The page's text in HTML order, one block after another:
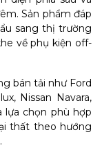
Sản phẩm đáp
sang thị trường
về phụ kiện off-
bán tải như Ford
Nissan Navara,
lựa chọn phù hợp
thất theo hướng